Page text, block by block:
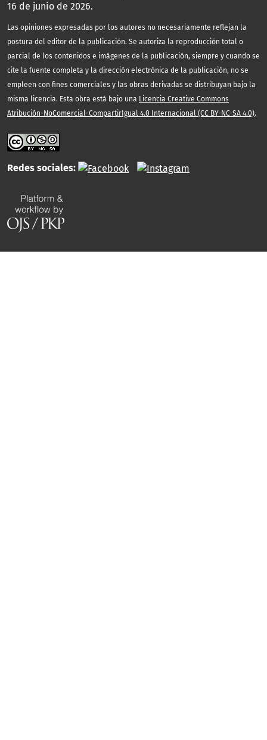
16 de junio de 2026.
Las opiniones expresadas por los autores no necesariamente reflejan la
postura del editor de la publicación. Se autoriza la reproducción total o
parcial de los contenidos e imágenes de la publicación, siempre y cuando se
cite la fuente completa y la dirección electrónica de la publicación, no se
empleen con fines comerciales y las obras derivadas se distribuyan bajo la
misma licencia. Esta obra está bajo una Licencia Creative Commons
Atribución-NoComercial-CompartirIgual 4.0 Internacional (CC BY-NC-SA 4.0).
Redes sociales: